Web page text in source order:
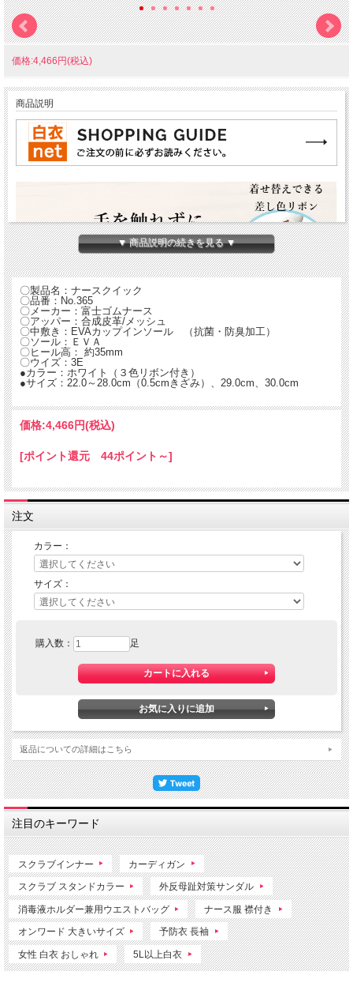
価格:4,466円(税込)
商品説明
ナースコール、急患、突発的な処置など…
素早く対応できます。
▼ 商品説明の続きを見る ▼
〇製品名：ナースクイック
〇品番：No.365
〇メーカー：富士ゴムナース
〇アッパー：合成皮革/メッシュ
〇中敷き：EVAカップインソール （抗菌・防臭加工）
〇ソール：ＥＶＡ
〇ヒール高： 約35mm
〇ウイズ：3E
●カラー：ホワイト（３色リボン付き）
●サイズ：22.0～28.0cm（0.5cmきざみ）、29.0cm、30.0cm
価格:4,466円(税込)
[ポイント還元 44ポイント～]
注文
カラー：
サイズ：
購入数： 足
返品についての詳細はこちら
注目のキーワード
スクラブインナー カーディガン
スクラブ スタンドカラー 外反母趾対策サンダル
消毒液ホルダー兼用ウエストバッグ ナース服 襟付き
オンワード 大きいサイズ 予防衣 長袖
女性 白衣 おしゃれ 5L以上白衣